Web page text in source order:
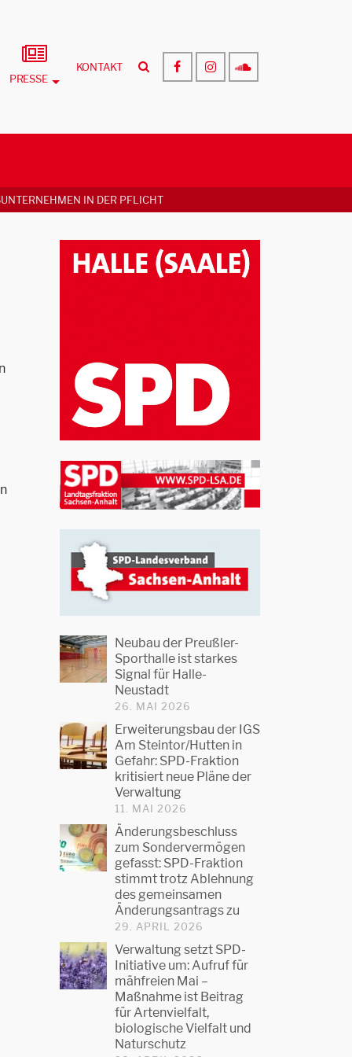
PRESSE
KONTAKT
IN DER PFLICHT
Neubau der Preußler-
Sporthalle ist starkes
Signal für Halle-
Neustadt
26. MAI 2026
Erweiterungsbau der IGS
Am Steintor/Hutten in
Gefahr: SPD-Fraktion
kritisiert neue Pläne der
Verwaltung
11. MAI 2026
Änderungsbeschluss
zum Sondervermögen
gefasst: SPD-Fraktion
stimmt trotz Ablehnung
des gemeinsamen
Änderungsantrags zu
29. APRIL 2026
Verwaltung setzt SPD-
Initiative um: Aufruf für
mähfreien Mai –
Maßnahme ist Beitrag
für Artenvielfalt,
biologische Vielfalt und
Naturschutz